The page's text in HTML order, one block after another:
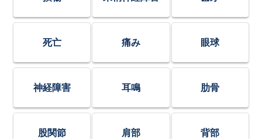
死亡 痛み 眼球
神経障害 耳鳴 肋骨
股関節 肩部 背部